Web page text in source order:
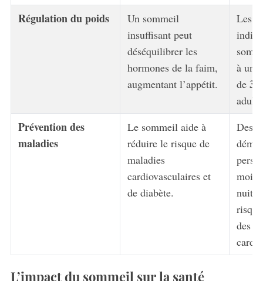
Régulation du poids
Un sommeil
insuffisant peut
déséquilibrer les
hormones de la faim,
augmentant l’appétit.
Les
à
de
Prévention des
maladies
Le sommeil aide à
réduire le risque de
maladies
cardiovasculaires et
de diabète.
Des
nuit
des
L’impact du sommeil sur la santé